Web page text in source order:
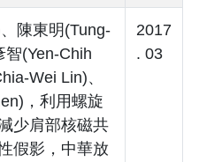
陳東明(Tung-
智(Yen-Chih
Wei Lin)、
，利用螺旋
少肩部核磁共
假影，中華放
2017
. 03